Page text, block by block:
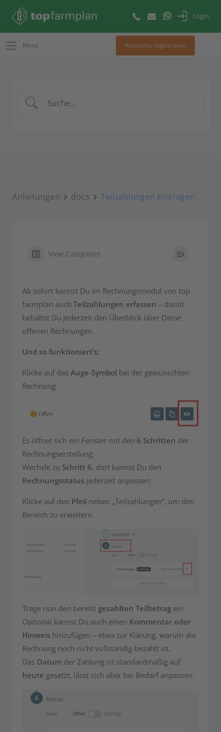
Login
Menü Kostenlos registrieren
Anleitungen docs Teilzahlungen eintragen
View Categories
Ab sofort kannst Du im Rechnungsmodul von top
farmplan auch Teilzahlungen erfassen – damit
behältst Du jederzeit den Überblick über Deine
offenen Rechnungen.
Und so funktioniert’s:
Klicke auf das Auge-Symbol bei der gewünschten
Rechnung
Es öffnet sich ein Fenster mit den 6 Schritten der
Rechnungserstellung.
Wechsle zu Schritt 6, dort kannst Du den
Rechnungsstatus jederzeit anpassen.
Klicke auf den Pfeil neben „Teilzahlungen“, um den
Bereich zu erweitern.
Trage nun den bereits gezahlten Teilbetrag ein.
Optional kannst Du auch einen Kommentar oder
Hinweis hinzufügen – etwa zur Klärung, warum die
Rechnung noch nicht vollständig bezahlt ist.
Das Datum der Zahlung ist standardmäßig auf
heute gesetzt, lässt sich aber bei Bedarf anpassen.